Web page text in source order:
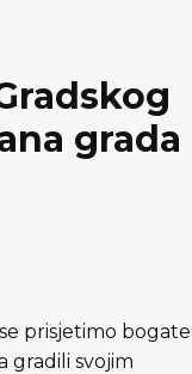
grada
prisjetimo bogate
gradili svojim